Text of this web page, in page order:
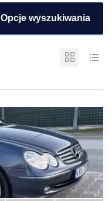
Opcje wyszukiwania